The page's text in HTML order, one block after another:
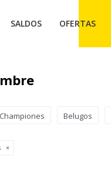
SALDOS OFERTAS
Championes Belugos